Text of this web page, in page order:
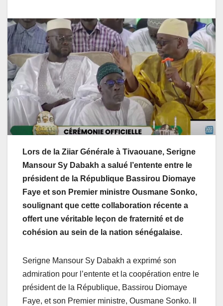
Lors de la Ziiar Générale à Tivaouane, Serigne
Mansour Sy Dabakh a salué l’entente entre le
président de la République Bassirou Diomaye
Faye et son Premier ministre Ousmane Sonko,
soulignant que cette collaboration récente a
offert une véritable leçon de fraternité et de
cohésion au sein de la nation sénégalaise.
Serigne Mansour Sy Dabakh a exprimé son
admiration pour l’entente et la coopération entre le
président de la République, Bassirou Diomaye
Faye, et son Premier ministre, Ousmane Sonko. Il